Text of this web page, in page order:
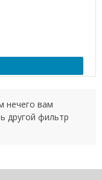
нечего вам
другой фильтр